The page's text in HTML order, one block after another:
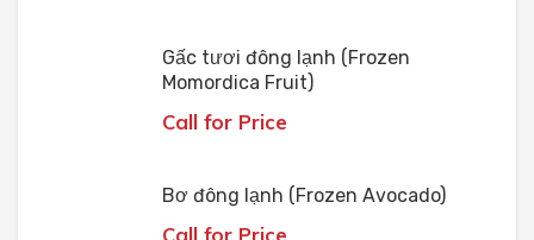
Gấc tươi đông lạnh (Frozen
Momordica Fruit)
Call for Price
Bơ đông lạnh (Frozen Avocado)
Call for Price